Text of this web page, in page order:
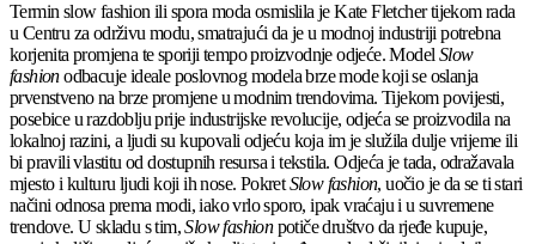
Termin slow fashion ili spora moda osmislila je Kate Fletcher tijekom rada
u Centru za održivu modu, smatrajući da je u modnoj industriji potrebna
korjenita promjena te sporiji tempo proizvodnje odjeće. Model Slow
fashionodbacuje ideale poslovnog modela brze mode koji se oslanja
prvenstveno na brze promjene u modnim trendovima. Tijekom povijesti,
posebice u razdoblju prije industrijske revolucije, odjeća se proizvodila na
lokalnoj razini, a ljudi su kupovali odjeću koja im je služila dulje vrijeme ili
bi pravili vlastitu od dostupnih resursa i tekstila. Odjeća je tada, odražavala
mjesto i kulturu ljudi koji ih nose. PokretSlow fashion, uočio je da se ti stari
načini odnosa prema modi, iako vrlo sporo, ipak vraćaju i u suvremene
trendove. U skladu s tim,Slow fashionpotiče društvo da rjeđe kupuje,